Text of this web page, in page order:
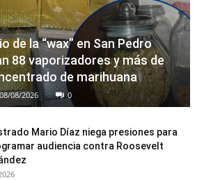
de la “wax” en San Pedro
88 vaporizadores y más de
de marihuana
08/08/2026 0
Mario Díaz niega presiones para
audiencia contra Roosevelt